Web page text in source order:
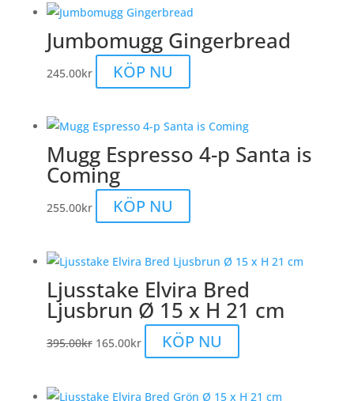
Jumbomugg Gingerbread
245.00kr KÖP NU
Mugg Espresso 4-p Santa is
Coming
255.00kr KÖP NU
Ljusstake Elvira Bred
Ljusbrun Ø 15 x H 21 cm
395.00kr Det
ursprungliga
165.00krDet
nuvarande
KÖP NU